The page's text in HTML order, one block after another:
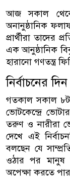
আজ সকাল থেকে
অনানুষ্ঠানিক
প্রার্থীরা তাদের
এক আনুষ্ঠানিক
হারানো গণতন্ত্র
নির্বাচনের
গতকাল সকাল
ভোটকেন্দ্রে
তরুণ ও নারীরা
দেখে এই
বলছেন যে
ওঠার পর মানুষ
অপেক্ষা করতে